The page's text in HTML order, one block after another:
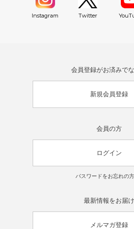
Instagram Twitter
会員登録がお済みで
新規会員登録
会員の方
ログイン
パスワードをお忘れの方
最新情報をお届け
メルマガ登録